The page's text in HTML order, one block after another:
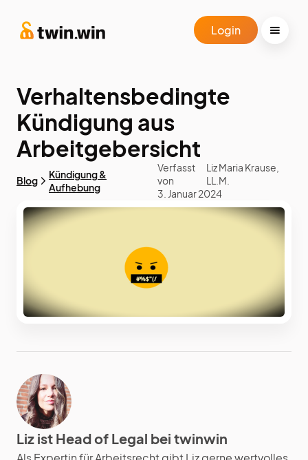
Login
Verhaltensbedingte
Kündigung aus
Arbeitgebersicht
Blog
Kündigung &
Aufhebung
Verfasst
von
Liz Maria Krause,
LL.M.
3. Januar 2024
Liz ist Head of Legal bei twinwin